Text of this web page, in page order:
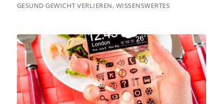
GESUND GEWICHT VERLIEREN, WISSENSWERTES